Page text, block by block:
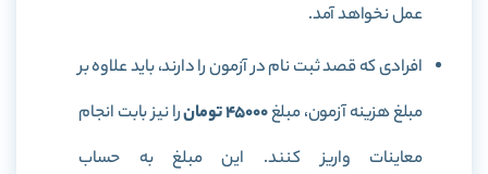
‌عمل ‌نخواهد آمد.
افرادی که قصد ثبت نام در آزمون را دارند، باید علاوه بر
مبلغ هزینه آزمون، مبلغ45000 تومان
را نیز بابت انجام
معاینات واریز کنند. این مبلغ به حساب